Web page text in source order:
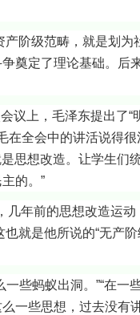
阶级范畴，就是划为
奠定了理论基础。后
上，毛泽东提出了“
在全会中的讲活说得很
思想改造。让学生们
的。”
年前的思想改造运动
就是他所说的“无产阶
些蚂蚁出洞。”“在一
一些思想，过去没有